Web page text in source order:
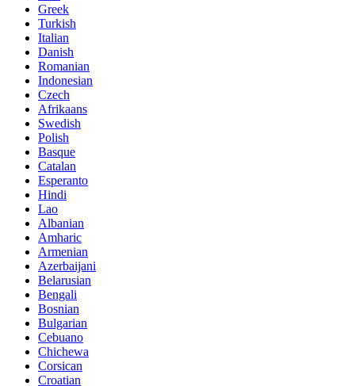
Greek
Turkish
Italian
Danish
Romanian
Indonesian
Czech
Afrikaans
Swedish
Polish
Basque
Catalan
Esperanto
Hindi
Lao
Albanian
Amharic
Armenian
Azerbaijani
Belarusian
Bengali
Bosnian
Bulgarian
Cebuano
Chichewa
Corsican
Croatian